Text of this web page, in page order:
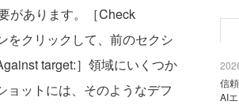
があります。［Check
をクリックして、前のセクシ
target:］領域にいくつか
ットには、そのようなデフ
信
AI